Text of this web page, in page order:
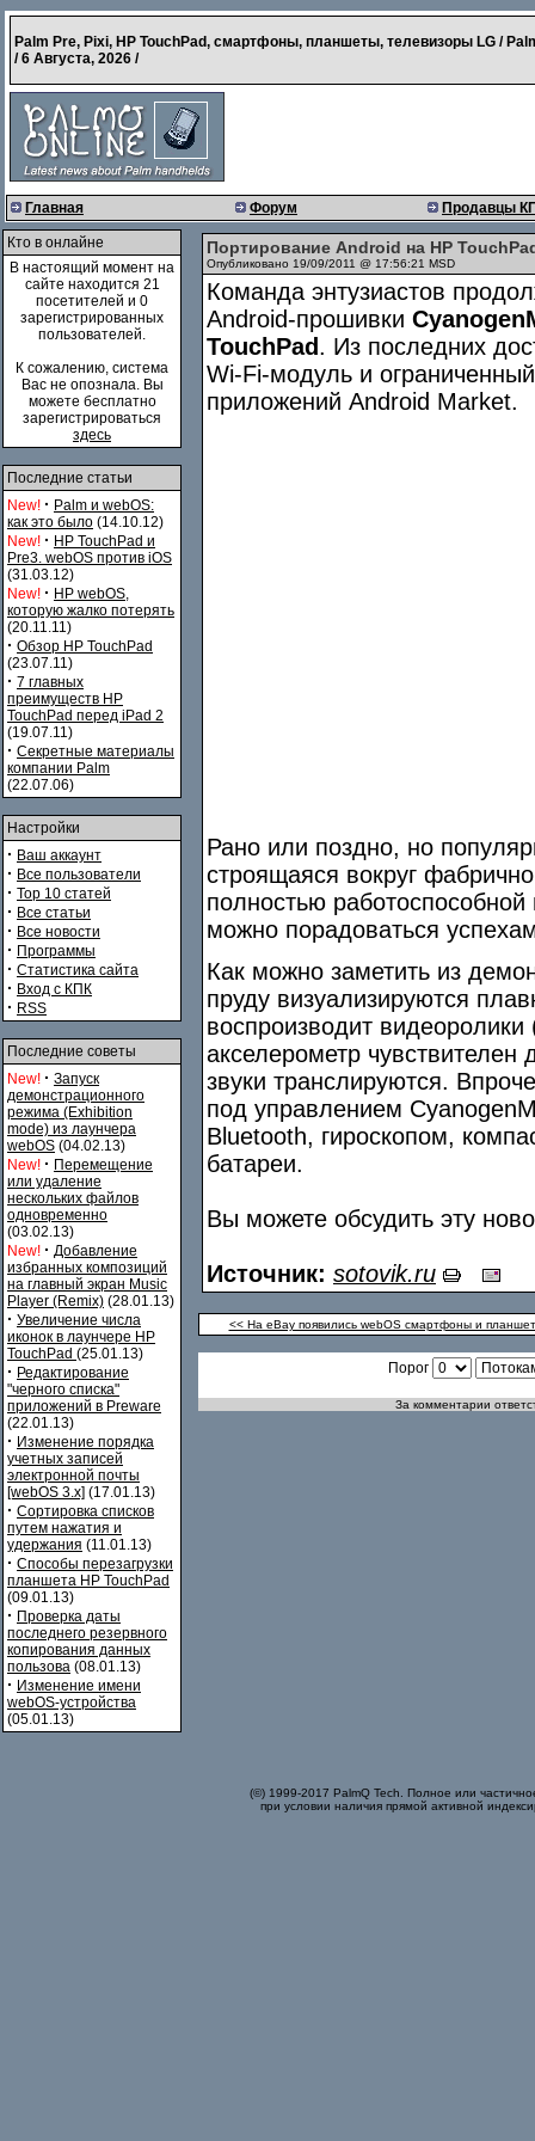
Palm Pre, Pixi, HP TouchPad, смартфоны, планшеты, телевизоры LG /
/6 Августа, 2026 /
Главная Форум Продавцы
Кто в онлайне
В настоящий момент на
сайте находится 21
посетителей и 0
зарегистрированных
пользователей.
К сожалению, система
Вас не опознала. Вы
можете бесплатно
зарегистрироваться
здесь
Последние статьи
New! · Palm и webOS:
как это было (14.10.12)
New! · HP TouchPad и
Pre3. webOS против iOS
(31.03.12)
New! · HP webOS,
которую жалко потерять
(20.11.11)
· Обзор HP TouchPad
(23.07.11)
· 7 главных
преимуществ HP
TouchPad перед iPad 2
(19.07.11)
· Секретные материалы
компании Palm
(22.07.06)
Настройки
· Ваш аккаунт
· Все пользователи
· Top 10 статей
· Все статьи
· Все новости
· Программы
· Статистика сайта
· Вход с КПК
· RSS
Последние советы
New! · Запуск
демонстрационного
режима (Exhibition
mode) из лаунчера
webOS (04.02.13)
New! · Перемещение
или удаление
нескольких файлов
одновременно
(03.02.13)
New! · Добавление
избранных композиций
на главный экран Music
Player (Remix) (28.01.13)
· Увеличение числа
иконок в лаунчере HP
TouchPad (25.01.13)
· Редактирование
"черного списка"
приложений в Preware
(22.01.13)
· Изменение порядка
учетных записей
электронной почты
[webOS 3.x] (17.01.13)
· Сортировка списков
путем нажатия и
удержания (11.01.13)
· Способы перезагрузки
планшета HP TouchPad
(09.01.13)
· Проверка даты
последнего резервного
копирования данных
пользова (08.01.13)
· Изменение имени
webOS-устройства
(05.01.13)
Портирование Android на HP
Опубликовано 19/09/2011 @ 17:56:21 MSD
Команда энтузиастов
Android-прошивки
TouchPad. Из последних
Wi-Fi-модуль и
приложений Android Market.
Рано или поздно, но
строящаяся вокруг
полностью
можно порадоваться
Как можно заметить из
пруду визуализируются
воспроизводит
акселерометр
звуки транслируются.
под управлением
Bluetooth, гироскопом,
батареи.
Вы можете обсудить эту
Источник: sotovik.ru
<< На eBay появились webOS смартфоны и
Порог
За комментарии
(©) 1999-2017 PalmQ Tech. Полное или
при условии наличия прямой активной